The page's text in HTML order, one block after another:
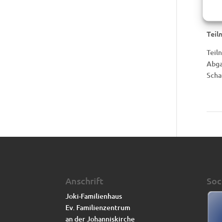
Anschrift
Joki-Familienhaus
Ev. Familienzentrum
an der Johanniskirche